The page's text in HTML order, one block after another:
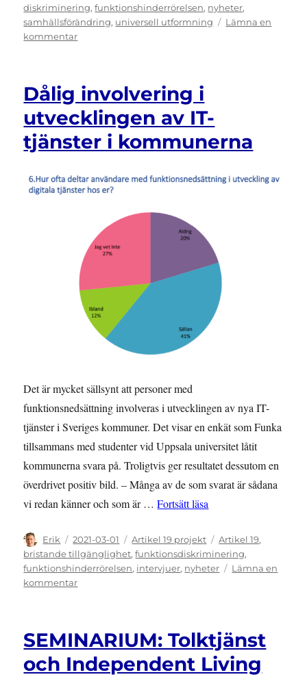
diskriminering,funktionshinderrörelsen, nyheter,
samhällsförändring, universell utformning
Lämna en
kommentartill
Se
vinsten
med
tillgänglighet
alla
Dålig involvering i
utvecklingen av IT-
tjänster i kommunerna
Det är mycket sällsynt att personer med
funktionsnedsättning involveras i utvecklingen av nya IT-
tjänster i Sveriges kommuner. Det visar en enkät som Funka
tillsammans med studenter vid Uppsala universitet låtit
kommunerna svara på. Troligtvis ger resultatet dessutom en
överdrivet positiv bild. – Många av de som svarat är sådana
vi redan känner och som är …Fortsätt läsa
Författare
Erik
Publicerat
den
2021-03-01 Kategorier
Artikel 19 projekt Etiketter
Artikel 19,
bristande tillgänglighet,funktionsdiskriminering,
funktionshinderrörelsen, intervjuer, nyheter
Lämna en
kommentartill
utvecklingen
IT-
SEMINARIUM: Tolktjänst
och Independent Living